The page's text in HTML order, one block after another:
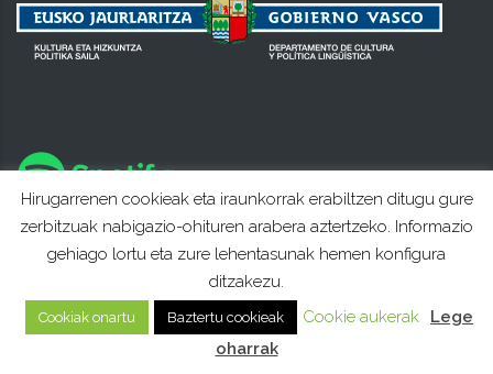
Hirugarrenen cookieak eta iraunkorrak erabiltzen ditugu gure
zerbitzuak nabigazio-ohituren arabera aztertzeko. Informazio
gehiago lortu eta zure lehentasunak hemen konfigura
ditzakezu.
Cookiak onartu Baztertu cookieak Cookie aukerak
Lege
oharrak